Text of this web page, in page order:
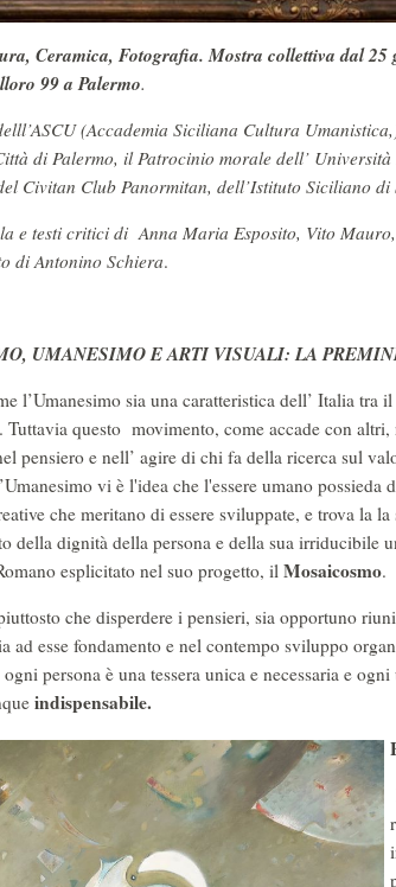
Ceramica, Fotografia. Mostra collettiva dal 25
99 a Palermo.
(Accademia Siciliana Cultura
di Palermo, il Patrocinio morale dell’
Civitan Club Panormitan, dell’Istituto Siciliano di
e testi critici di Anna Maria Esposito, Vito
di Antonino Schiera.
UMANESIMO E ARTI VISUALI: LA
l’Umanesimo sia una caratteristica dell’ Italia
Tuttavia questo movimento, come accade con
pensiero e nell’ agire di chi fa della ricerca sul
vi è l'idea che l'essere umano possieda
che meritano di essere sviluppate, e trova la
della dignità della persona e della sua irriducibile
esplicitato nel suo progetto, ilMosaicosmo.
che disperdere i pensieri, sia opportuno
ad esse fondamento e nel contempo sviluppo
persona è una tessera unica e necessaria e
indispensabile.